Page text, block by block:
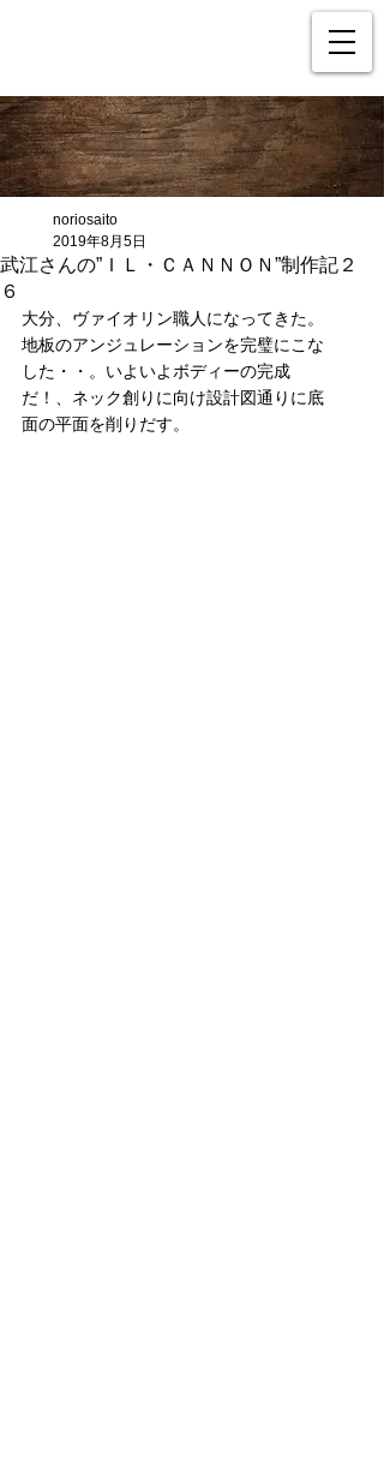
武江さんの”ＩＬ・ＣＡＮＮＯＮ”制作記２
６
noriosaito
2019年8月5日
大分、ヴァイオリン職人になってきた。
地板のアンジュレーションを完璧にこな
した・・。いよいよボディーの完成
だ！、ネック創りに向け設計図通りに底
面の平面を削りだす。